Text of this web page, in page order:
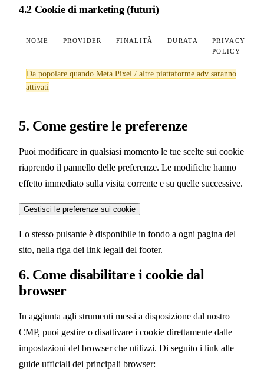
4.2 Cookie di marketing (futuri)
NOME PROVIDER FINALITÀ DURATA
PRIVACY
POLICY
Da popolare quando Meta Pixel / altre piattaforme adv saranno
attivati
5. Come gestire le preferenze
Puoi modificare in qualsiasi momento le tue scelte sui cookie
riaprendo il pannello delle preferenze. Le modifiche hanno
effetto immediato sulla visita corrente e su quelle successive.
Gestisci le preferenze sui cookie
Lo stesso pulsante è disponibile in fondo a ogni pagina del
sito, nella riga dei link legali del footer.
6. Come disabilitare i cookie dal
browser
In aggiunta agli strumenti messi a disposizione dal nostro
CMP, puoi gestire o disattivare i cookie direttamente dalle
impostazioni del browser che utilizzi. Di seguito i link alle
guide ufficiali dei principali browser: